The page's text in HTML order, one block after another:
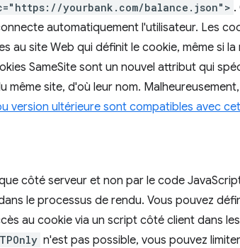
yourbank.com/balance.json"> .
automatiquement l'utilisateur. Les
au site Web qui définit le cookie, même si
SameSite sont un nouvel attribut qui
site, d'où leur nom.
version ultérieure sont compatibles avec
côté serveur et non par le code
le processus de rendu. Vous pouvez
au cookie via un script côté client dans
n'est pas possible, vous pouvez